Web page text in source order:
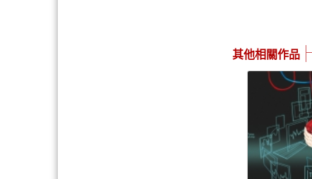
其他相關作品